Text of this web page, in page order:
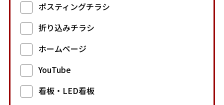
ポスティングチラシ
折り込みチラシ
ホームページ
YouTube
看板・LED看板